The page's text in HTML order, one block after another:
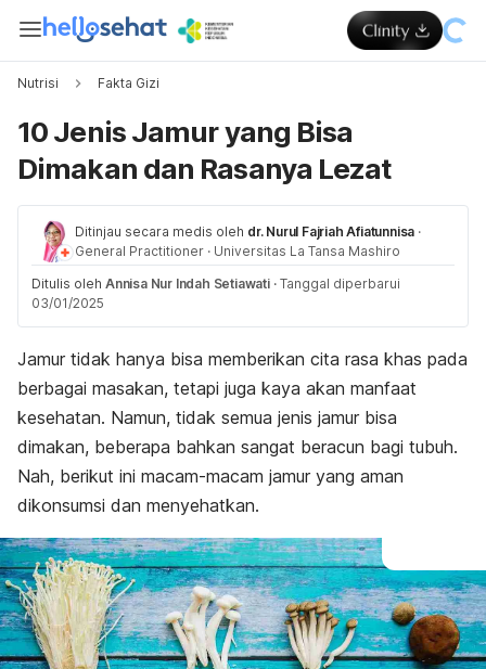
Nutrisi Fakta Gizi
10 Jenis Jamur yang Bisa
Dimakan dan Rasanya Lezat
Ditinjau secara medis oleh dr. Nurul Fajriah Afiatunnisa ·
General Practitioner · Universitas La Tansa Mashiro
Ditulis oleh Annisa Nur Indah Setiawati · Tanggal diperbarui
03/01/2025
Jamur tidak hanya bisa memberikan cita rasa khas pada
berbagai masakan, tetapi juga kaya akan manfaat
kesehatan. Namun, tidak semua jenis jamur bisa
dimakan, beberapa bahkan sangat beracun bagi tubuh.
Nah, berikut ini macam-macam jamur yang aman
dikonsumsi dan menyehatkan.